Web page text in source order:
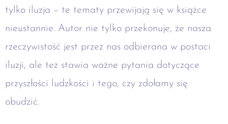
tylko iluzja – te tematy przewijają się w książce
nieustannie. Autor nie tylko przekonuje, że nasza
rzeczywistość jest przez nas odbierana w postaci
iluzji, ale też stawia ważne pytania dotyczące
przyszłości ludzkości i tego, czy zdołamy się
obudzić.